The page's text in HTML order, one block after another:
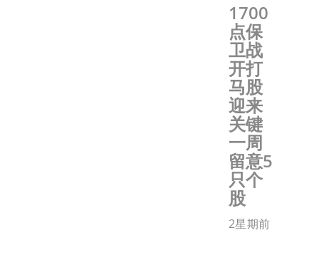
1700
点保
卫战
开打
马股
迎来
关键
一周
留意5
只个
股
2星期前